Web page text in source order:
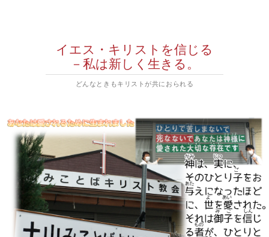
イエス・キリストを信じる
－私は新しく生きる。
どんなときもキリストが共におられる